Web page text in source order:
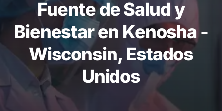
Fuente de Salud y
Bienestar en Kenosha -
Wisconsin, Estados
Unidos